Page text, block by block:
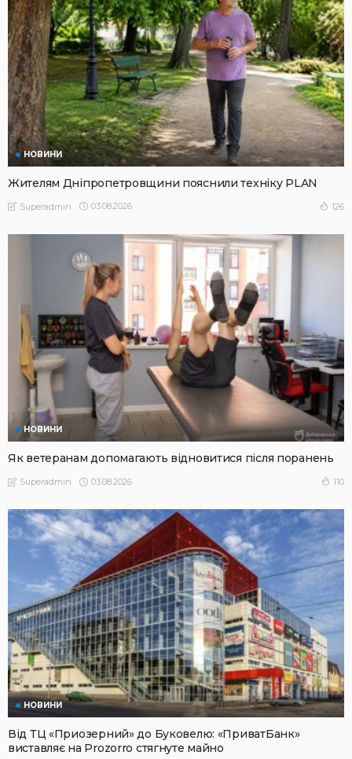
НОВИНИ
Жителям Дніпропетровщини пояснили техніку PLAN
Superadmin 03.08.2026 126
НОВИНИ
Як ветеранам допомагають відновитися після поранень
Superadmin 03.08.2026 110
НОВИНИ
Від ТЦ «Приозерний» до Буковелю: «ПриватБанк»
виставляє на Prozorro стягнуте майно